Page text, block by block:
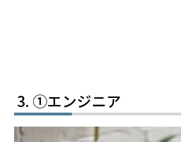
①エンジニア